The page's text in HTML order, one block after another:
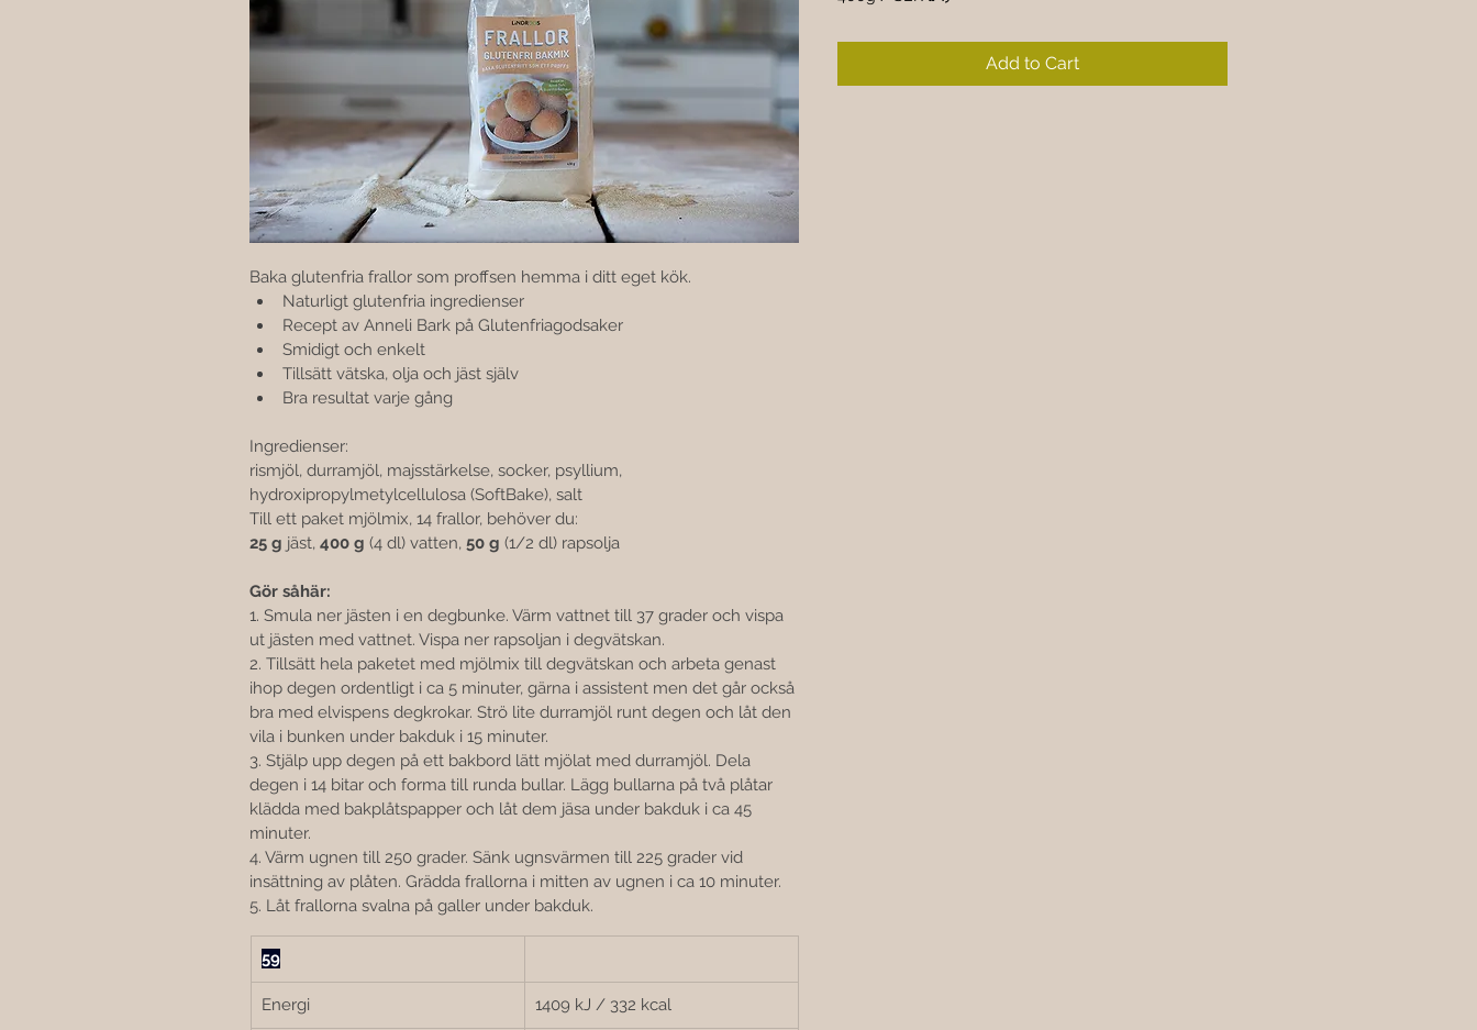
Baka glutenfria frallor som proffsen hemma i ditt eget kök.
Naturligt glutenfria ingredienser
Recept av Anneli Bark på Glutenfriagodsaker
Smidigt och enkelt
Tillsätt vätska, olja och jäst själv
Bra resultat varje gång
Ingredienser:
rismjöl, durramjöl, majsstärkelse, socker, psyllium,
hydroxipropylmetylcellulosa (SoftBake), salt
Till ett paket mjölmix, 14 frallor, behöver du:
25 g jäst, 400 g (4 dl) vatten, 50 g (1/2 dl) rapsolja
Gör såhär:
1. Smula ner jästen i en degbunke. Värm vattnet till 37 grader och vispa
ut jästen med vattnet. Vispa ner rapsoljan i degvätskan.
2. Tillsätt hela paketet med mjölmix till degvätskan och arbeta genast
ihop degen ordentligt i ca 5 minuter, gärna i assistent men det går också
bra med elvispens degkrokar. Strö lite durramjöl runt degen och låt den
vila i bunken under bakduk i 15 minuter.
3. Stjälp upp degen på ett bakbord lätt mjölat med durramjöl. Dela
degen i 14 bitar och forma till runda bullar. Lägg bullarna på två plåtar
klädda med bakplåtspapper och låt dem jäsa under bakduk i ca 45
minuter.
4. Värm ugnen till 250 grader. Sänk ugnsvärmen till 225 grader vid
insättning av plåten. Grädda frallorna i mitten av ugnen i ca 10 minuter.
5. Låt frallorna svalna på galler under bakduk.
59
Energi 1409 kJ / 332 kcal
Add to Cart